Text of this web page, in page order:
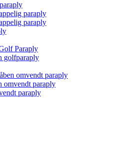
paraply
paraply
Paraply
golfparaply
omvendt paraply
omvendt paraply
paraply